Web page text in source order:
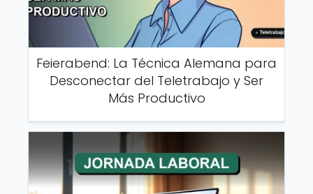
Feierabend: La Técnica Alemana para
Desconectar del Teletrabajo y Ser
Más Productivo